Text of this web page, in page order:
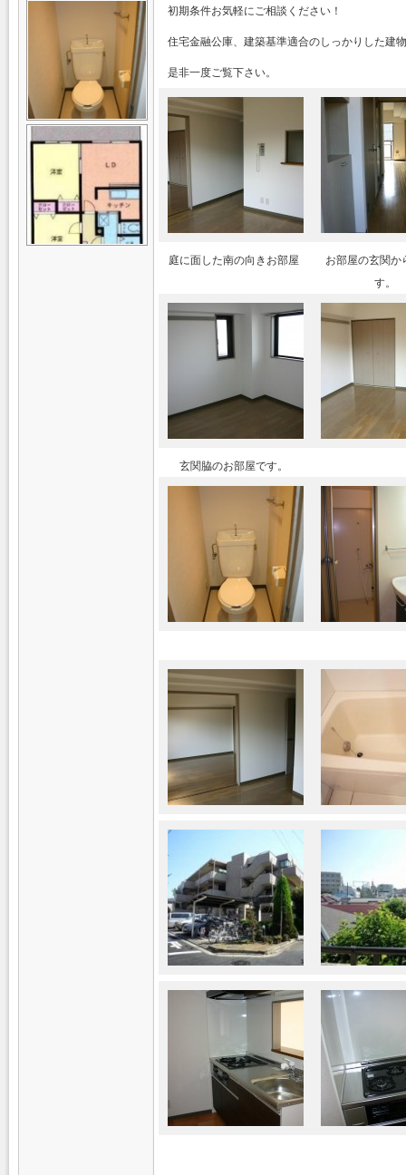
初期条件お気軽にご相談ください！
住宅金融公庫、建築基準適合のしっかりした建
是非一度ご覧下さい。
庭に面した南の向きお部屋
お部屋の玄関か
す。
玄関脇のお部屋です。